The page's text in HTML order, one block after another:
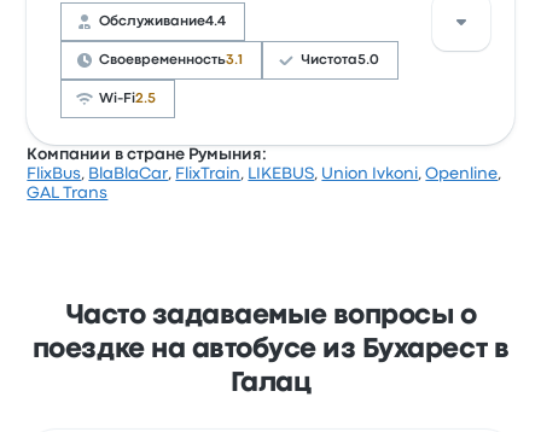
Обслуживание4.4
Своевременность3.1 Чистота5.0
Wi-Fi2.5
Рейтинг компании на Busbud: 3.5 (всего оценок: 8).
Компании в стране Румыния:
FlixBus, BlaBlaCar, FlixTrain, LIKEBUS, Union Ivkoni,Openline,
GAL Trans
Часто задаваемые вопросы о
поездке на автобусе из Бухарест в
Галац